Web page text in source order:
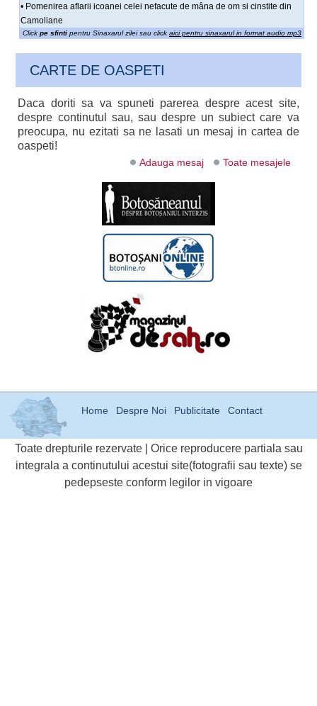
• Pomenirea aflarii icoanei celei nefacute de mâna de om si cinstite din
Camoliane
Click pe sfintipentru Sinaxarul zilei sau click aici pentru sinaxarul in format audio mp3
CARTE DE OASPETI
Daca doriti sa va spuneti parerea despre acest site,
despre continutul sau, sau despre un subiect care va
preocupa, nu ezitati sa ne lasati un mesaj in cartea de
oaspeti!
Adauga mesaj Toate mesajele
Home Despre Noi Publicitate Contact
Toate drepturile rezervate | Orice reproducere partiala sau
integrala a continutului acestui site(fotografii sau texte) se
pedepseste conform legilor in vigoare